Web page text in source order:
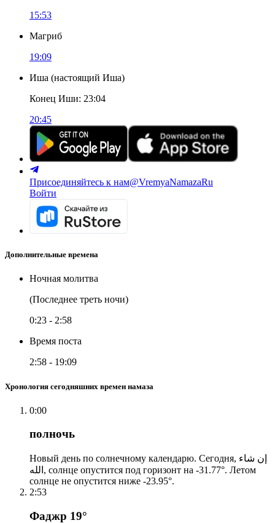
15:53
Магриб
19:09
Иша (настоящий Иша)
Конец Иши: 23:04
20:45
Присоединяйтесь к нам@VremyaNamazaRu
Войти
Дополнительные времена
Ночная молитва
(Последнее треть ночи)
0:23 - 2:58
Время поста
2:58 - 19:09
Хронология сегодняшних времен намаза
0:00
полночь
Новый день по солнечному календарю. Сегодня, إن شاء
الله, солнце опустится под горизонт на -31.77°. Летом
солнце не опустится ниже -23.95°.
2:53
Фаджр 19°